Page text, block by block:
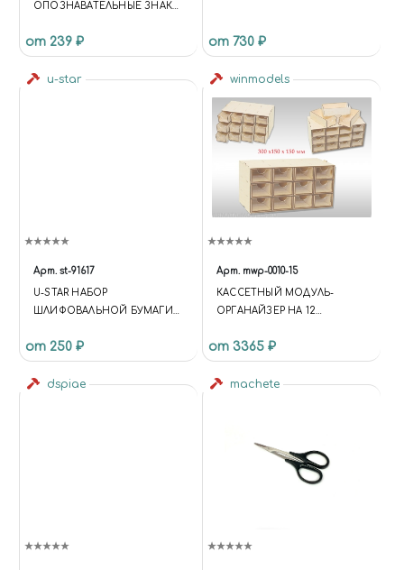
ОПОЗНАВАТЕЛЬНЫЕ ЗНАКИ
1/35, JAS 3819
от 239 ₽ от 730 ₽
u-star
Арт. st-91617
U-STAR НАБОР
ШЛИФОВАЛЬНОЙ БУМАГИ
от 250 ₽
winmodels
Арт. mwp-0010-15
КАСCЕТНЫЙ МОДУЛЬ-
ОРГАНАЙЗЕР НА 12
от 3365 ₽
dspiae machete